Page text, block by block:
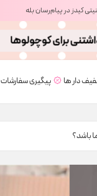
کیدز در پیام‌رسان بله
دار ها پیگیری سفارشات
باشد؟